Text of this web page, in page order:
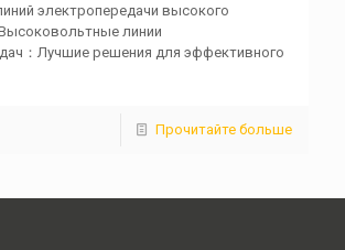
электропередачи высокого
линии
：Лучшие решения для эффективного
Прочитайте больше